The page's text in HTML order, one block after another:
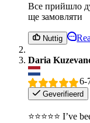
Все прийшло
ще замовляти
Nuttig
Daria
6-
Geverifieerd
⭐⭐⭐⭐⭐ I’ve